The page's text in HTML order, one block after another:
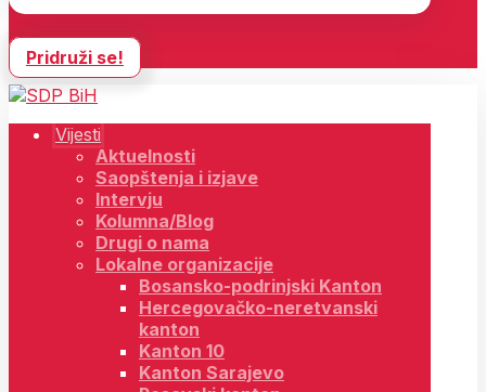
Pridruži se!
Vijesti
Aktuelnosti
Saopštenja i izjave
Intervju
Kolumna/Blog
Drugi o nama
Lokalne organizacije
Bosansko-podrinjski Kanton
Hercegovačko-neretvanski
kanton
Kanton 10
Kanton Sarajevo